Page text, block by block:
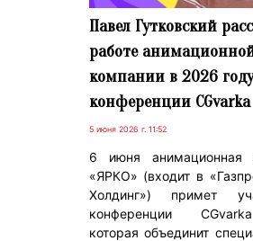
Павел Гутковский
работе
компании в 2026
конференции CGvarka
5 июня 2026 г. 11:52
6 июня анимационная
«ЯРКО» (входит в
Холдинг») примет
конференции
которая объединит